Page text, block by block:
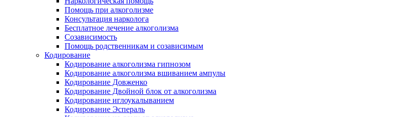
Помощь при алкоголизме
Консультация нарколога
Бесплатное лечение алкоголизма
Созависимость
Помощь родственникам и созависимым
Кодирование
Кодирование алкоголизма гипнозом
Кодирование алкоголизма вшиванием ампулы
Кодирование Довженко
Кодирование Двойной блок от алкоголизма
Кодирование иглоукалыванием
Кодирование Эспераль